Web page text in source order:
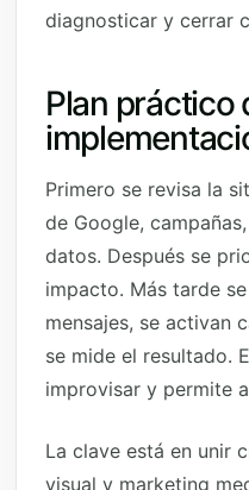
diagnosticar y cerrar
Plan práctico
Primero se revisa la
de Google,
datos. Después se
impacto. Más tarde
mensajes, se activan
se mide el resultado.
improvisar y permite
La clave está en unir
visual y marketing